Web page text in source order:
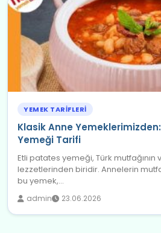
YEMEK TARIFLERI
Klasik Anne
Yemeği Tarifi
Etli patates yemeği, Türk
lezzetlerinden biridir. Annelerin
bu yemek,...
admin 23.06.2026